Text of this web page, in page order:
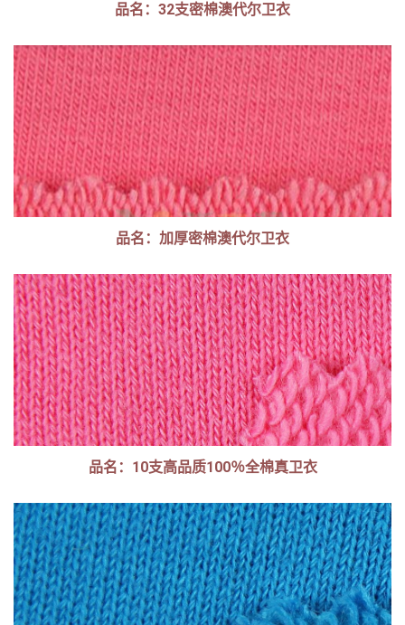
品名：32支密棉澳代尔卫衣
品名：加厚密棉澳代尔卫衣
品名：10支高品质100％全棉真卫衣